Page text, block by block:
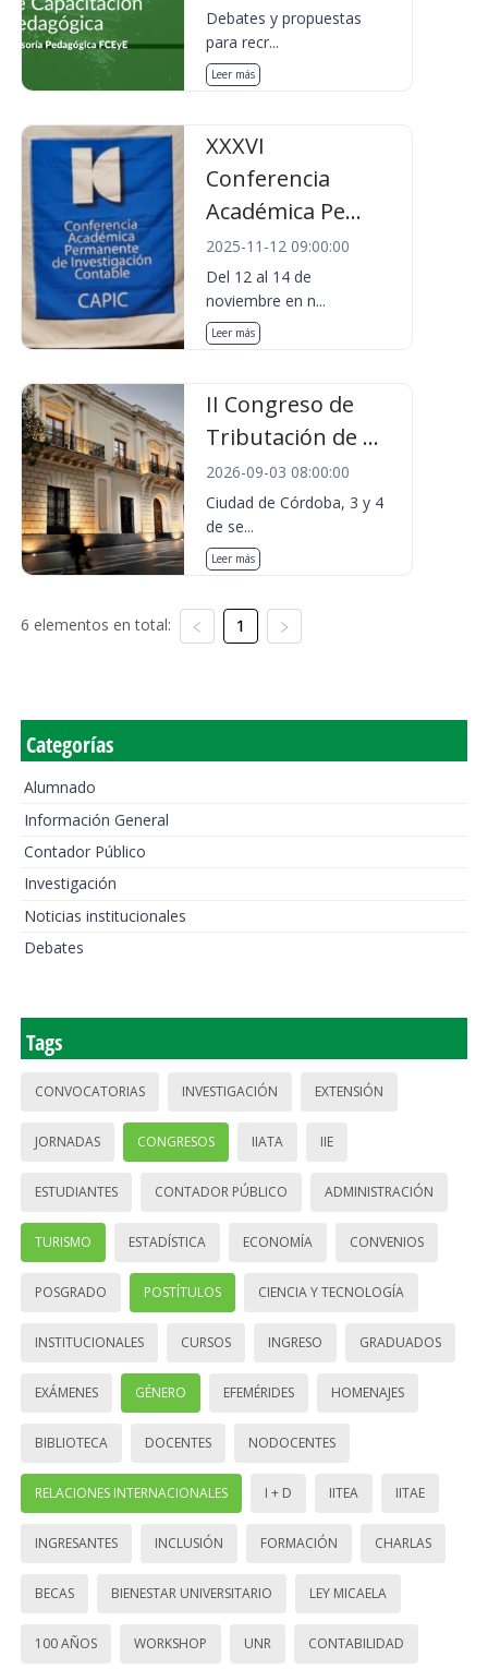
Debates y propuestas
para recr...
Leer más
XXXVI
Conferencia
Académica Pe...
2025-11-12 09:00:00
Del 12 al 14 de
noviembre en n...
Leer más
II Congreso de
Tributación de ...
2026-09-03 08:00:00
Ciudad de Córdoba, 3 y 4
de se...
Leer más
6 elementos en total: 1
Categorías
Alumnado
Información General
Contador Público
Investigación
Noticias institucionales
Debates
Tags
CONVOCATORIAS INVESTIGACIÓN EXTENSIÓN
JORNADAS CONGRESOS IIATA IIE
ESTUDIANTES CONTADOR PÚBLICO ADMINISTRACIÓN
TURISMO ESTADÍSTICA ECONOMÍA CONVENIOS
POSGRADO POSTÍTULOS CIENCIA Y TECNOLOGÍA
INSTITUCIONALES CURSOS INGRESO GRADUADOS
EXÁMENES GÉNERO EFEMÉRIDES HOMENAJES
BIBLIOTECA DOCENTES NODOCENTES
RELACIONES INTERNACIONALES I + D IITEA IITAE
INGRESANTES INCLUSIÓN FORMACIÓN CHARLAS
BECAS BIENESTAR UNIVERSITARIO LEY MICAELA
100 AÑOS WORKSHOP UNR CONTABILIDAD